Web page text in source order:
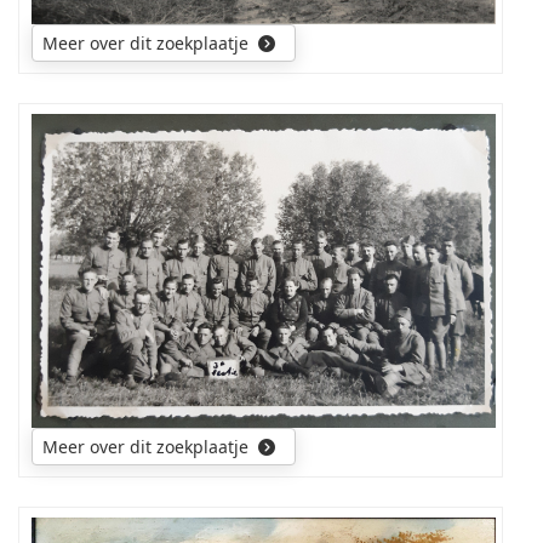
Meer over dit zoekplaatje
Wie
weet
waar
deze
foto
gemaakt
kan
zijn
en
wie
kan
mij
meer
de
Meer over dit zoekplaatje